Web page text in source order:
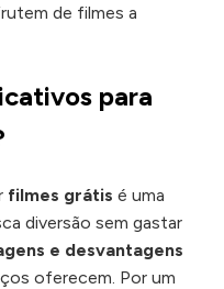
de filmes a
para
filmes grátis é uma
diversão sem gastar
e desvantagens
oferecem. Por um